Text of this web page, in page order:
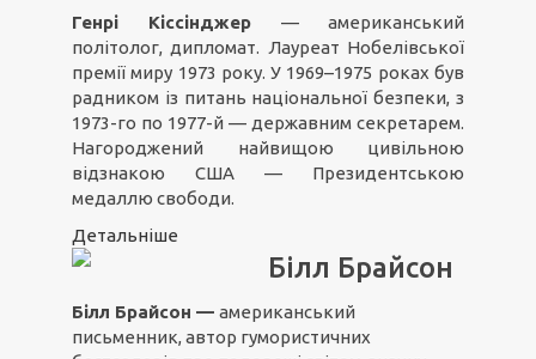
Генрі Кіссінджер — американський
політолог, дипломат. Лауреат Нобелівської
премії миру 1973 року. У 1969–1975 роках був
радником із питань національної безпеки, з
1973-го по 1977-й — державним секретарем.
Нагороджений найвищою цивільною
відзнакою США — Президентською
медаллю свободи.
Детальніше
Білл Брайсон
Білл Брайсон — американський
письменник, автор гумористичних